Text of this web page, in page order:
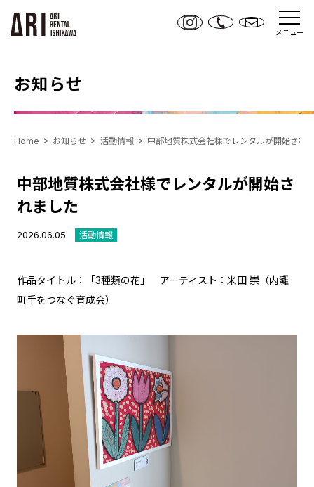
メニュー
お知らせ
Home お知らせ 活動情報 中部地質株式会社様でレンタルが開始され
中部地質株式会社様でレンタルが開始さ
れました
2026.06.05 活動情報
作品タイトル：「3種類の花」 アーティスト：米田 崇（内灘
町手をつなぐ育成会）